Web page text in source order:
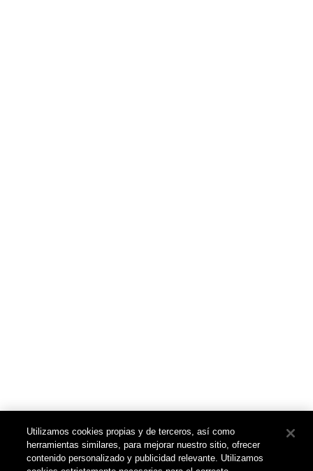
Utilizamos cookies propias y de terceros, así como
herramientas similares, para mejorar nuestro sitio, ofrecer
contenido personalizado y publicidad relevante. Utilizamos